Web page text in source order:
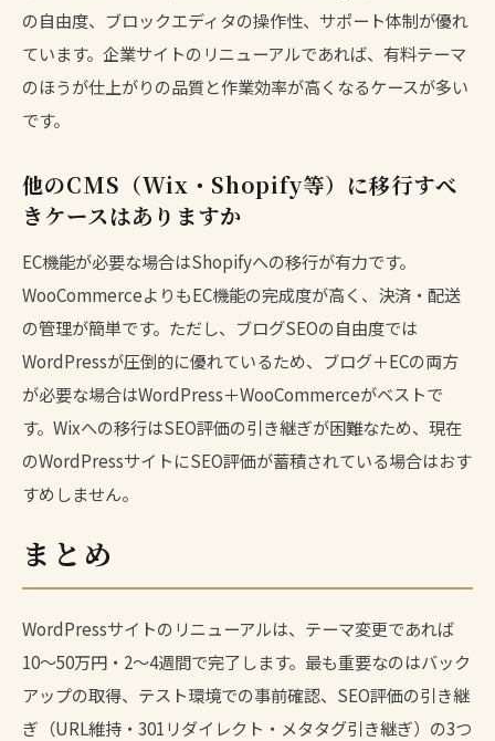
の自由度、ブロックエディタの操作性、サポート体制が優れ
ています。企業サイトのリニューアルであれば、有料テーマ
のほうが仕上がりの品質と作業効率が高くなるケースが多い
です。
他のCMS（Wix・Shopify等）に移行すべ
きケースはありますか
EC機能が必要な場合はShopifyへの移行が有力です。
WooCommerceよりもEC機能の完成度が高く、決済・配送
の管理が簡単です。ただし、ブログSEOの自由度では
WordPressが圧倒的に優れているため、ブログ＋ECの両方
が必要な場合はWordPress＋WooCommerceがベストで
す。Wixへの移行はSEO評価の引き継ぎが困難なため、現在
のWordPressサイトにSEO評価が蓄積されている場合はおす
すめしません。
まとめ
WordPressサイトのリニューアルは、テーマ変更であれば
10〜50万円・2〜4週間で完了します。最も重要なのはバック
アップの取得、テスト環境での事前確認、SEO評価の引き継
ぎ（URL維持・301リダイレクト・メタタグ引き継ぎ）の3つ